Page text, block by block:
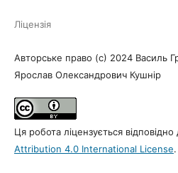
Ліцензія
Авторське право (c) 2024 Василь
Ярослав Олександрович Кушнір
Ця робота ліцензується відповідно
Attribution 4.0 International License.